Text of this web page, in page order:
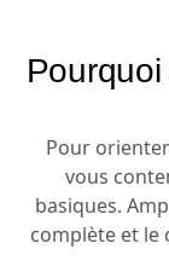
Pour
vous
basiques.
complète et le